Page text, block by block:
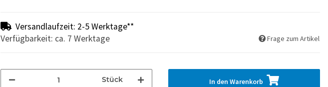
Versandlaufzeit: 2-5 Werktage**
Verfügbarkeit: ca. 7 Werktage
Frage zum Artikel
Stück In den Warenkorb